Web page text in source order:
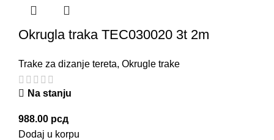
Okrugla traka TEC030020 3t 2m
Trake za dizanje tereta, Okrugle trake
Na stanju
988.00 рсд
Dodaj u korpu